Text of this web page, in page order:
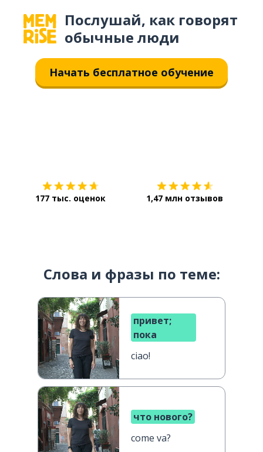
Послушай, как говорят
обычные люди
Начать бесплатное обучение
177 тыс. оценок 1,47 млн отзывов
Слова и фразы по теме:
привет;
пока
ciao!
что нового?
come va?